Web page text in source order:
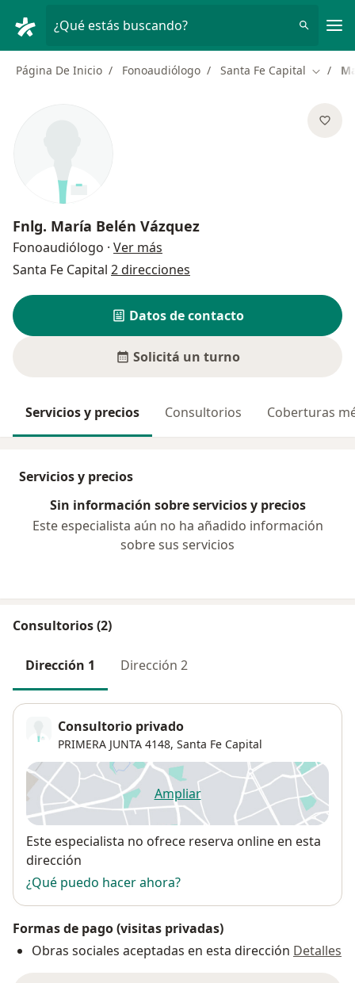
¿Qué estás buscando?
Página De Inicio Fonoaudiólogo Santa Fe Capital
Fnlg. María Belén Vázquez
Fonoaudiólogo · Ver más
Santa Fe Capital 2 direcciones
Datos de contacto
Solicitá un turno
Servicios y precios Consultorios Coberturas
Servicios y precios
Sin información sobre servicios y precios
Este especialista aún no ha añadido información
sobre sus servicios
Consultorios (2)
Dirección 1 Dirección 2
Consultorio privado
PRIMERA JUNTA 4148, Santa Fe Capital
Ampliarse abre en una nueva
Disponibilidad
Este especialista no ofrece reserva online en esta
dirección
¿Qué puedo hacer ahora?
Formas de pago (visitas privadas)
Obras sociales aceptadas en esta dirección Detalles